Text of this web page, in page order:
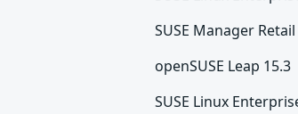
SUSE Manager
openSUSE Leap 15.3
SUSE Linux